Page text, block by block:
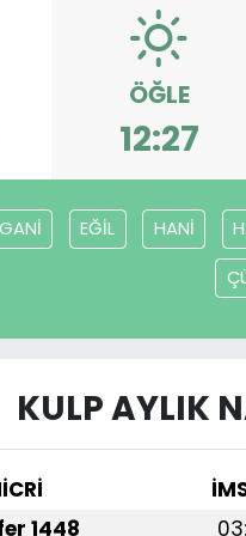
ÖĞLE
12:27
EĞİL HANİ
KULP AYLIK
1448